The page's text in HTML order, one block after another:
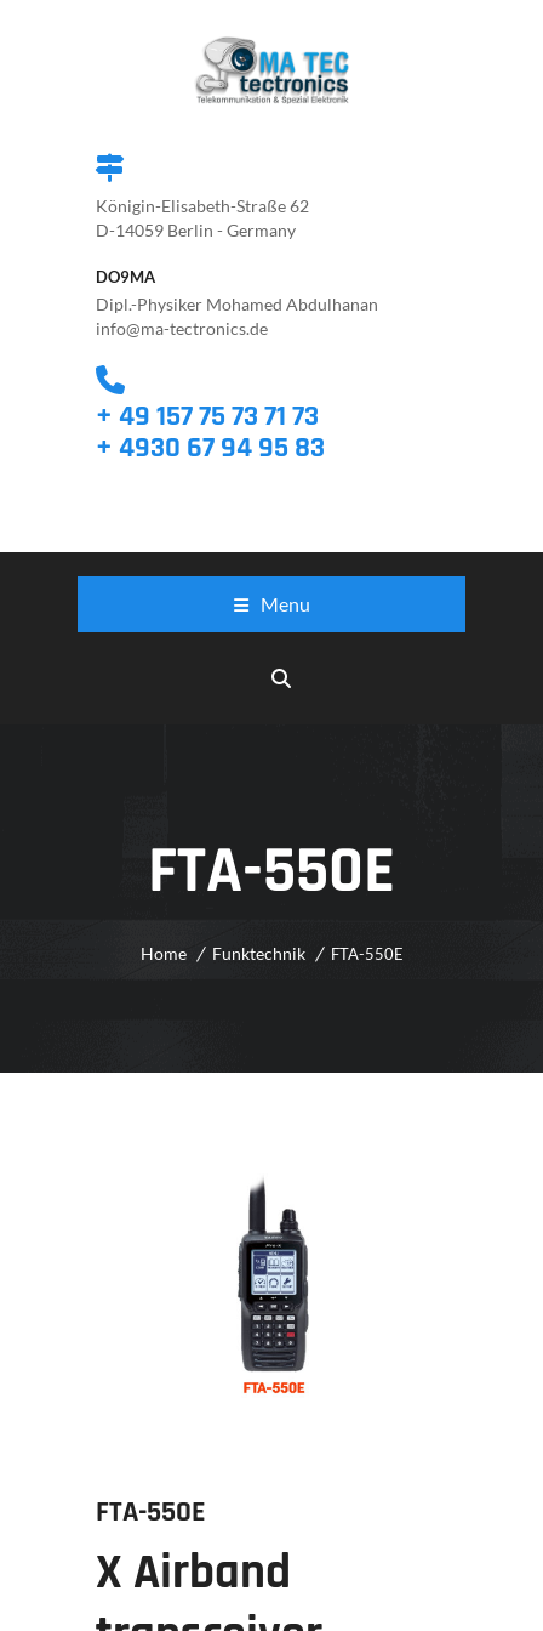
Königin-Elisabeth-Straße 62
D-14059 Berlin - Germany
DO9MA
Dipl.-Physiker Mohamed Abdulhanan
info@ma-tectronics.de
+ 49 157 75 73 71 73
+ 4930 67 94 95 83
Menu
FTA-550E
Home Funktechnik FTA-550E
FTA-550E
X Airband